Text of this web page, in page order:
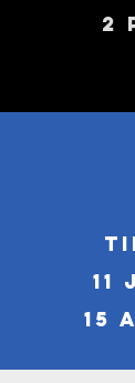
2
11
15